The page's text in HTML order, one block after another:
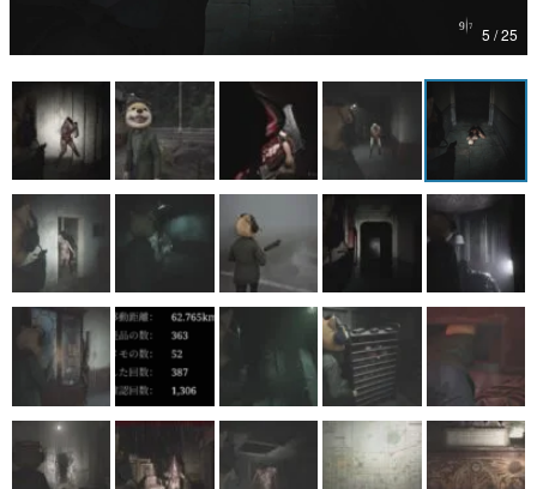
マンガ
女性向け
アプリレビュー
その他
電ファミニコゲーマーとは？
運営：株式会社マレ
5 / 25